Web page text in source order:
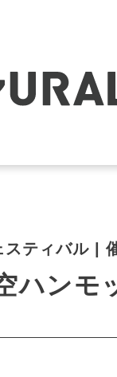
スティバル |
ハンモ